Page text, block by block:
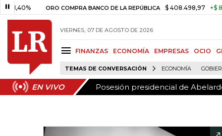
ORO COMPRA BANCO DE LA REPÚBLICA $ 408.498,97 +$
VIERNES, 07 DE AGOSTO DE 2026
FINANZAS ECONOMÍA EMPRESAS OCIO
TEMAS DE CONVERSACIÓN ECONOMÍA
EN VIVO Posesión presidencial de
EN VIVO Posesión presidencial de